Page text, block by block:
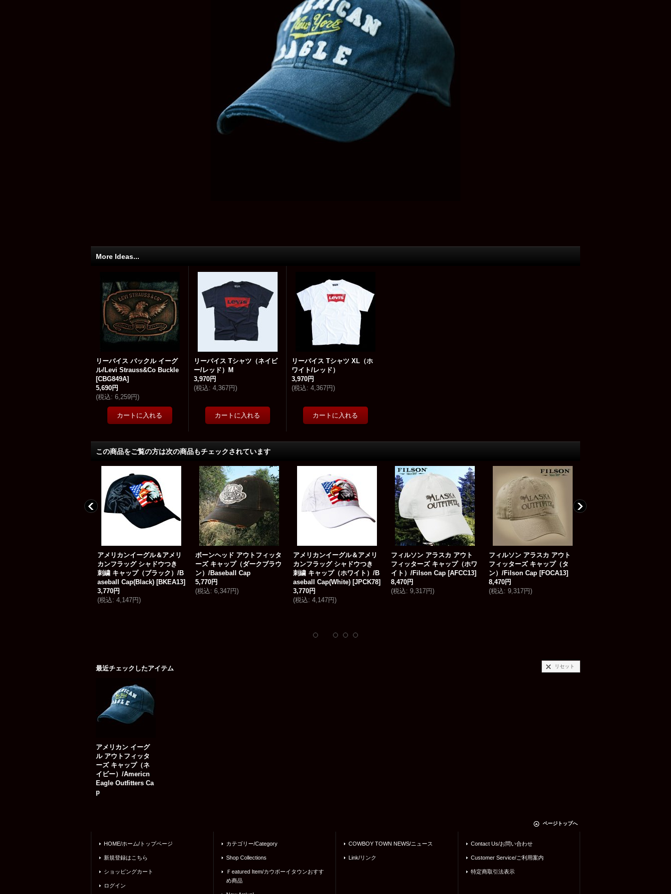
More Ideas...
リーバイス バックル イーグ
ル/Levi Strauss&Co Buckle
[CBG849A]
5,690円
(税込: 6,259円)
リーバイス Tシャツ（ネイビ
ー/レッド）M
3,970円
(税込: 4,367円)
リーバイス Tシャツ XL（ホ
ワイト/レッド）
3,970円
(税込: 4,367円)
この商品をご覧の方は次の商品もチェックされています
アメリカンイーグル＆アメリ
カンフラッグ シャドウつき
刺繍 キャップ（ブラック）/B
aseball Cap(Black) BKEA13]
3,770円
(税込: 4,147円)
ボーンヘッド アウトフィッタ
ーズ キャップ（ダークブラウ
ン）/Baseball Cap
5,770円
(税込: 6,347円)
アメリカンイーグル＆アメリ
カンフラッグ シャドウつき
刺繍 キャップ（ホワイト）/B
aseball Cap(White) JPCK78]
3,770円
(税込: 4,147円)
フィルソン アラスカ アウト
フィッターズ キャップ（ホワ
イト）/Filson Cap AFCC13]
8,470円
(税込: 9,317円)
フィルソン アラスカ アウト
フィッターズ キャップ（タ
ン）/Filson Cap FOCA13]
8,470円
(税込: 9,317円)
最近チェックしたアイテム リセット
アメリカン イーグ
ル アウトフィッタ
ーズ キャップ（ネ
イビー）/Americn
Eagle Outfitters Ca
p
ページトップへ
HOME/ホーム/トップページ
新規登録はこちら
ショッピングカート
ログイン
カテゴリー/Category
Shop Collections
Ｆeatured Item/カウボーイタウンおすす
め商品
COWBOY TOWN NEWS/ニュース
Link/リンク
Contact Us/お問い合わせ
Customer Service/ご利用案内
特定商取引法表示